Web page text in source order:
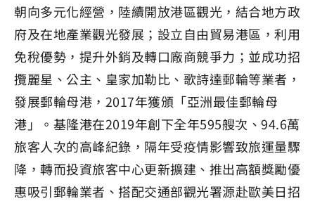
朝向多元化經營，陸續開放港區觀光，結合地方政
府及在地產業觀光發展；設立自由貿易港區，利用
免稅優勢，提升外銷及轉口廠商競爭力；並成功招
攬麗星、公主、皇家加勒比、歌詩達郵輪等業者，
發展郵輪母港，2017年獲頒「亞洲最佳郵輪母
港」。基隆港在2019年創下全年595艘次、94.6萬
旅客人次的高峰紀錄，隔年受疫情影響致旅運量驟
降，轉而投資旅客中心更新擴建、推出高額獎勵優
惠吸引郵輪業者、搭配交通部觀光署源赴歐美日招